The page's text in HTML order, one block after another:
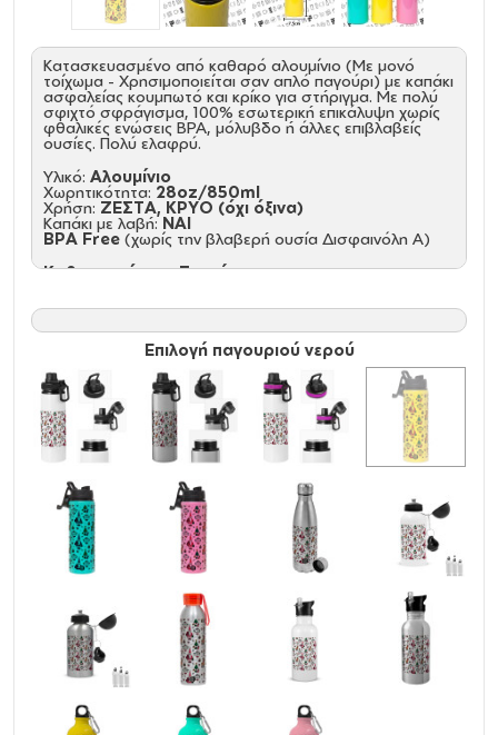
Κατασκευασμένο από καθαρό αλουμίνιο (Με μονό
τοίχωμα - Χρησιμοποιείται σαν απλό παγούρι) με καπάκι
ασφαλείας κουμπωτό και κρίκο για στήριγμα. Με πολύ
σφιχτό σφράγισμα, 100% εσωτερική επικάλυψη χωρίς
φθαλικές ενώσεις ΒΡΑ, μόλυβδο ή άλλες επιβλαβείς
ουσίες. Πολύ ελαφρύ.
Υλικό: Αλουμίνιο
Χωρητικότητα: 28oz/850ml
Χρήση: ΖΕΣΤΑ, ΚΡΥΟ (όχι όξινα)
Καπάκι με λαβή:NAI
BPA Free (χωρίς την βλαβερή ουσία Δισφαινόλη Α)
Καθαρισμός και Συντήρηση:
Κρατήστε το ακάλυπτο και άδειο για την αποθήκευση,
Δεν είναι ασφαλές στο πλυντήριο πιάτων, Δεν είναι
κατάλληλο για φούρνο μικροκυμάτων, Μην καταψύχετε.
Παρατήρηση : Τα παγούρια/θερμός με καπάκι που
διαθέτει ανοιγόμενα μέρη (στόμιο ή κουμπί) δεν
διαθέτουν βιδωτό μηχανισμό ασφαλείας. Προσφέρουν
μόνο βασική προστασία από διαρροές και είναι πιθανό,
σε πλάγια ή ανάποδη θέση, καθώς και σε τσάντα με
έντονη κίνηση, να παρουσιαστούν διαρροές από το
καπάκι.
Επιλογή παγουριού νερού